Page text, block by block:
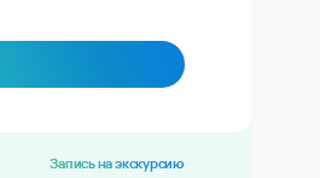
Запись на экскурсию